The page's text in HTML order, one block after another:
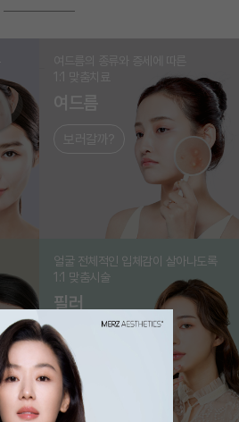
얼굴 전체적인 입체감이 살아나도록
1:1 맞춤시술
필러
보러갈까?